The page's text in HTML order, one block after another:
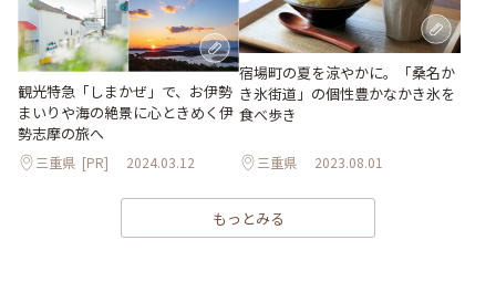
観光特急「しまかぜ」で、お伊勢
まいりや海の絶景に心ときめく伊
勢志摩の旅へ
三重県 [PR] 2024.03.12
宿場町の夏を涼やかに。「桑名か
き氷街道」の個性豊かなかき氷を
食べ歩き
三重県 2023.08.01
もっとみる